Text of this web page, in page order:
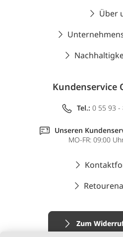
Über
Kundenservice
Tel.: 0 55 93 -
Unseren
MO-FR: 09:00
Zum